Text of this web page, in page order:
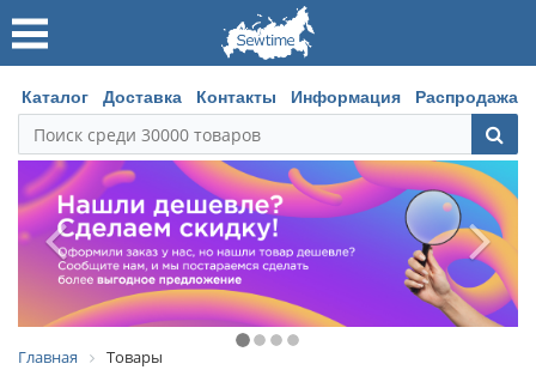
Каталог Доставка Контакты Информация Распродажа
Главная Товары